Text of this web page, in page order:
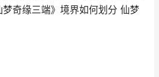
奇缘三端》境界如何划分 仙梦